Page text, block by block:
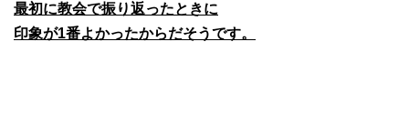
最初に教会で振り返ったときに
印象が1番よかったからだそうです。